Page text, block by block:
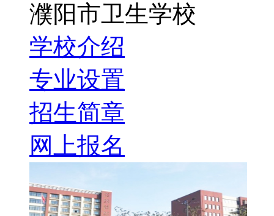
濮阳市卫生学校
学校介绍
专业设置
招生简章
网上报名